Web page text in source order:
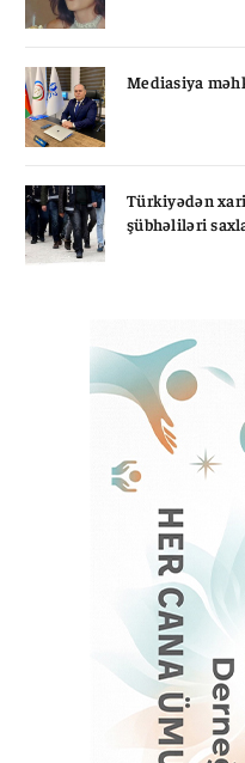
Mediasiya
Türkiyədən
şübhəliləri